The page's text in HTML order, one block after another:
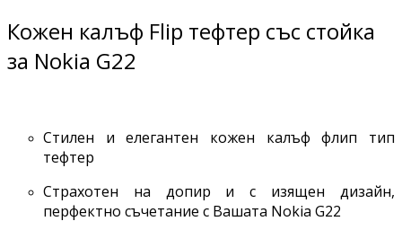
Кожен калъф Flip тефтер със стойка
за Nokia G22
Стилен и елегантен кожен калъф флип тип
тефтер
Страхотен на допир и с изящен дизайн,
перфектно съчетание с Вашата Nokia G22